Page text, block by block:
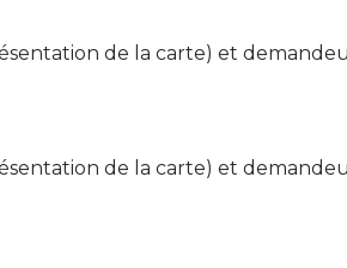
de la carte) et
de la carte) et